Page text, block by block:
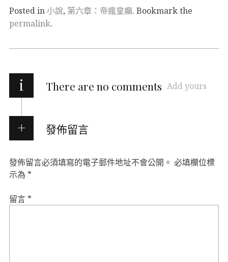
Posted in小說, 第六章：帝瘋皇癲. Bookmark the
permalink.
i There are no comments Add yours
發佈留言
發佈留言必須填寫的電子郵件地址不會公開。 必填欄位標
示為 *
留言 *